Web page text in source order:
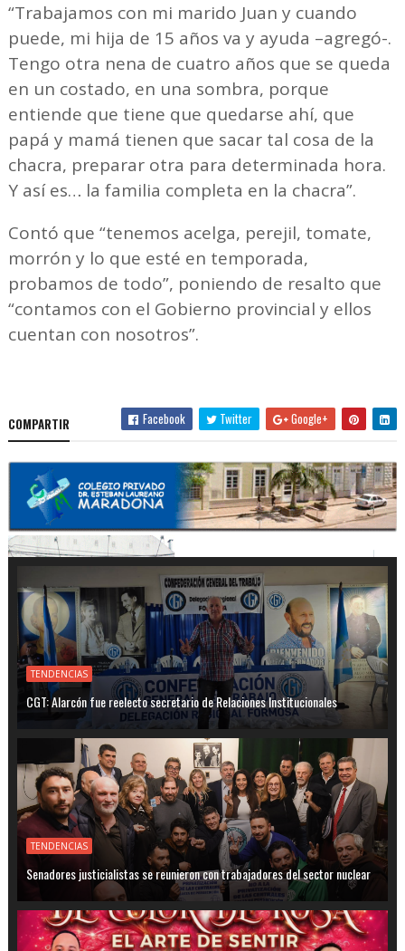
“Trabajamos con mi marido Juan y cuando
puede, mi hija de 15 años va y ayuda –agregó-.
Tengo otra nena de cuatro años que se queda
en un costado, en una sombra, porque
entiende que tiene que quedarse ahí, que
papá y mamá tienen que sacar tal cosa de la
chacra, preparar otra para determinada hora.
Y así es… la familia completa en la chacra”.
Contó que “tenemos acelga, perejil, tomate,
morrón y lo que esté en temporada,
probamos de todo”, poniendo de resalto que
“contamos con el Gobierno provincial y ellos
cuentan con nosotros”.
COMPARTIR Facebook Twitter Google+
TENDENCIAS
CGT: Alarcón fue reelecto secretario de Relaciones Institucionales
TENDENCIAS
Senadores justicialistas se reunieron con trabajadores del sector nuclear